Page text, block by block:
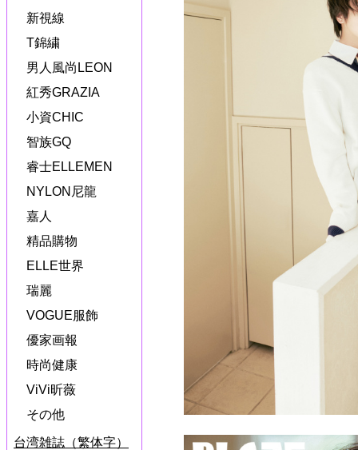
新視線
T錦繍
男人風尚LEON
紅秀GRAZIA
小資CHIC
智族GQ
睿士ELLEMEN
NYLON尼龍
嘉人
精品購物
ELLE世界
瑞麗
VOGUE服飾
優家画報
時尚健康
ViVi昕薇
その他
台湾雑誌（繁体字）